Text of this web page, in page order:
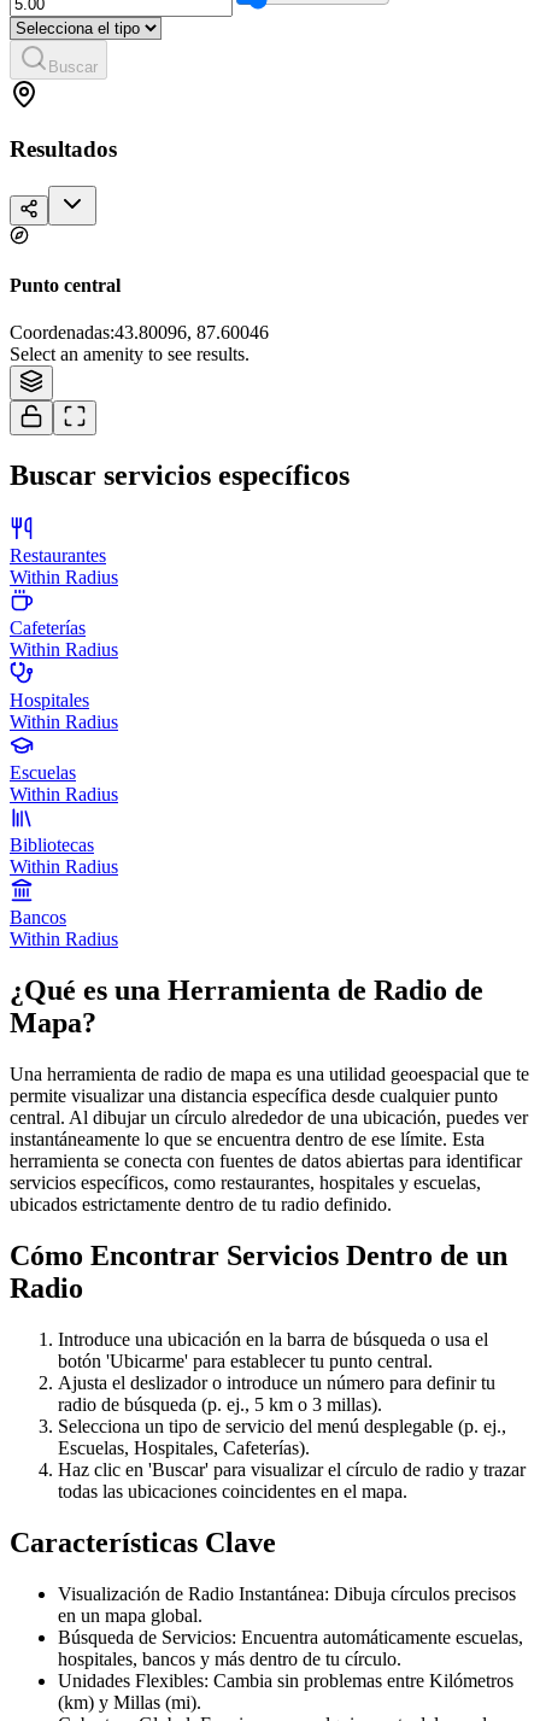
Buscar
Resultados
Punto central
Coordenadas:43.80096, 87.60046
Select an amenity to see results.
Tiles © Esri — Source: Esri, i-cubed, USDA, USGS, AEX, GeoEye,
Getmapping, Aerogrid, IGN, IGP, and the GIS User Community
Buscar servicios específicos
Restaurantes
Within Radius
Cafeterías
Within Radius
Hospitales
Within Radius
Escuelas
Within Radius
Bibliotecas
Within Radius
Bancos
Within Radius
¿Qué es una Herramienta de Radio de
Mapa?
Una herramienta de radio de mapa es una utilidad geoespacial que te
permite visualizar una distancia específica desde cualquier punto
central. Al dibujar un círculo alrededor de una ubicación, puedes ver
instantáneamente lo que se encuentra dentro de ese límite. Esta
herramienta se conecta con fuentes de datos abiertas para identificar
servicios específicos, como restaurantes, hospitales y escuelas,
ubicados estrictamente dentro de tu radio definido.
Cómo Encontrar Servicios Dentro de un
Radio
Introduce una ubicación en la barra de búsqueda o usa el
botón 'Ubicarme' para establecer tu punto central.
Ajusta el deslizador o introduce un número para definir tu
radio de búsqueda (p. ej., 5 km o 3 millas).
Selecciona un tipo de servicio del menú desplegable (p. ej.,
Escuelas, Hospitales, Cafeterías).
Haz clic en 'Buscar' para visualizar el círculo de radio y trazar
todas las ubicaciones coincidentes en el mapa.
Características Clave
Visualización de Radio Instantánea: Dibuja círculos precisos
en un mapa global.
Búsqueda de Servicios: Encuentra automáticamente escuelas,
hospitales, bancos y más dentro de tu círculo.
Unidades Flexibles: Cambia sin problemas entre Kilómetros
(km) y Millas (mi).